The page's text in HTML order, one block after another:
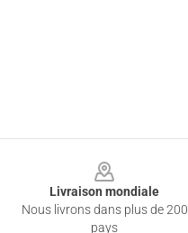
Livraison mondiale
Nous livrons dans plus de 200
pays